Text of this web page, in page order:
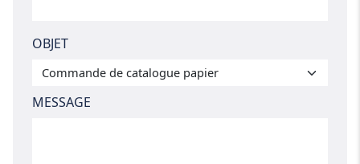
OBJET
MESSAGE